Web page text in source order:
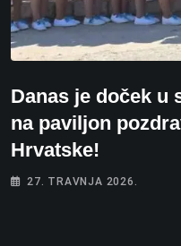
Danas je doček u
na paviljon
Hrvatske!
27. TRAVNJA 2026.